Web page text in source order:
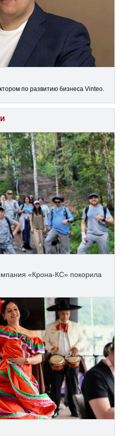
по развитию бизнеса Vinteo.
«Крона‑КС» покорила